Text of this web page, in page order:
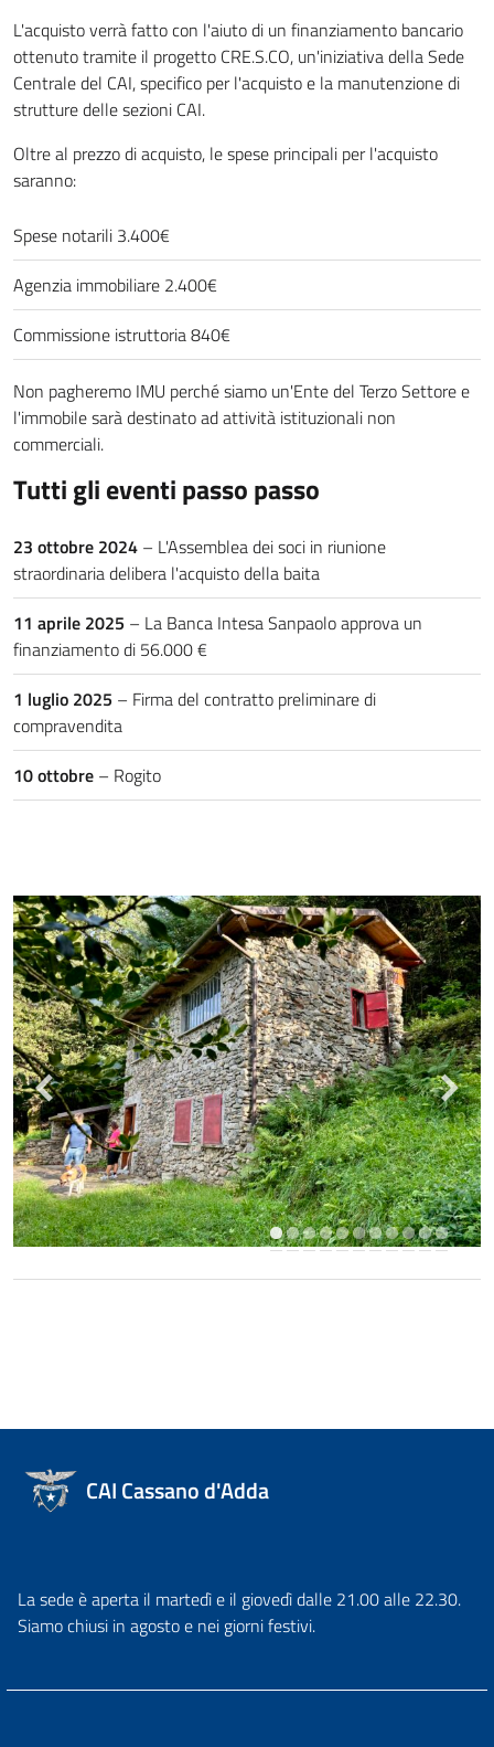
L'acquisto verrà fatto con l'aiuto di un finanziamento bancario
ottenuto tramite il progetto CRE.S.CO, un'iniziativa della Sede
Centrale del CAI, specifico per l'acquisto e la manutenzione di
strutture delle sezioni CAI.
Oltre al prezzo di acquisto, le spese principali per l'acquisto
saranno:
Spese notarili 3.400€
Agenzia immobiliare 2.400€
Commissione istruttoria 840€
Non pagheremo IMU perché siamo un'Ente del Terzo Settore e
l'immobile sarà destinato ad attività istituzionali non
commerciali.
Tutti gli eventi passo passo
23 ottobre 2024 – L'Assemblea dei soci in riunione
straordinaria delibera l'acquisto della baita
11 aprile 2025 – La Banca Intesa Sanpaolo approva un
finanziamento di 56.000 €
1 luglio 2025 – Firma del contratto preliminare di
compravendita
10 ottobre – Rogito
CAI Cassano d'Adda
La sede è aperta il martedì e il giovedì dalle 21.00 alle 22.30.
Siamo chiusi in agosto e nei giorni festivi.